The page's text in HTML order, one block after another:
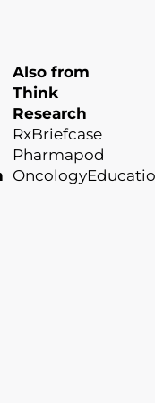
Also from
Think
Research
RxBriefcase
Pharmapod